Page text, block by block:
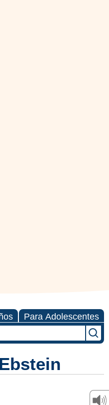
Para Adolescentes